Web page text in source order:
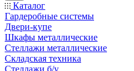
Каталог
Гардеробные системы
Двери-купе
Шкафы металлические
Стеллажи металлические
Складская техника
Стеллажи б/у